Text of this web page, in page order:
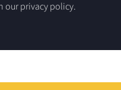
our privacy policy.